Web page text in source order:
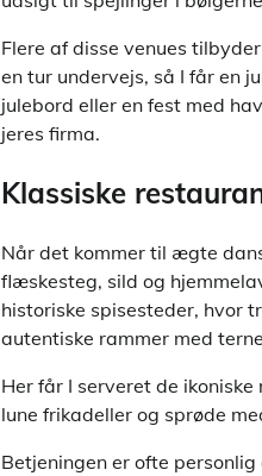
Flere af disse venues
en tur undervejs, så I får en
julebord eller en fest med
jeres firma.
Klassiske
Når det kommer til ægte
flæskesteg, sild og
historiske spisesteder, hvor
autentiske rammer med
Her får I serveret de
lune frikadeller og sprøde
Betjeningen er ofte